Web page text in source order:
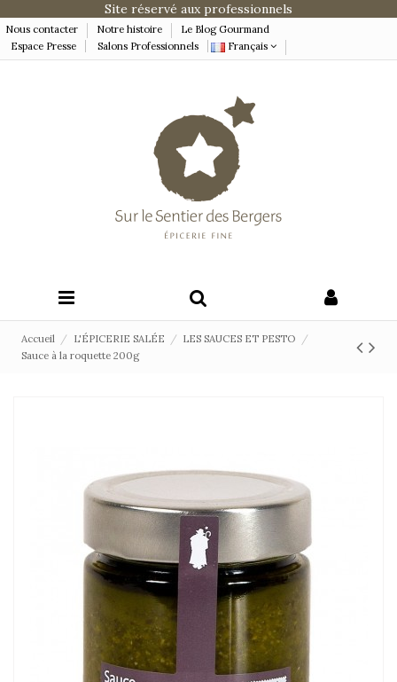
Site réservé aux professionnels
Nous contacter Notre histoire
Le Blog Gourmand
Espace Presse
Salons Professionnels Français
Accueil L'ÉPICERIE SALÉE
LES SAUCES ET PESTO
Sauce à la roquette 200g